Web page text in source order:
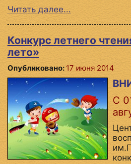
Читать далее...
Конкурс летнего
лето»
Опубликовано: 17 июня 2014
С